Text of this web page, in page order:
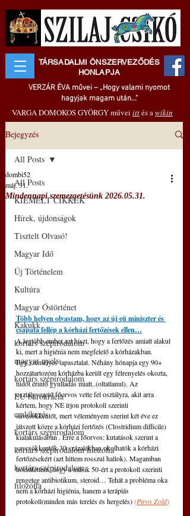
TÁRSADALMI ÖNSZERVEZŐDÉS
HONLAPJA
VERZÁR ÉVA művei – „Hogy valami nyomot
hagyjak magam után..."
VARGA DOMOKOS GYÖRGY művei ittés awikin
Bejegyzés
All Posts
KIEMELT CIKKEK
Hírek, újdonságok
Tisztelt Olvasó!
Magyar Idő
Új Történelem
Kultúra
Magyar Őstörténet
Kakukk
kortárs szépirodalom
magyar nyelv
kortárs szépirodalom
EU bürokrácia
emlékezés
kortárs szépirodalom
kortárs szépirodalom filozófia
kortárs szépirodalom
filozófia
All Posts
Mindennapi szemezgetésünk 2026.05.31.
dombi52
máj. 31.
Több helyen olvastam, hogy az új eü miniszter és
csapata fellép a kórházi fertőzések ellen…
A legtöbb ember azt hiszi, hogy a fertőzés amiatt alakul
ki, mert a higiénia nem megfelelő a kórházakban.
Egy személyes tapasztalat. Néhány hónapja egy 90+
hozzátartozóm kórházba került egy félrenyelés okozta,
tüdőt érintő gyulladás miatt..(oltatlanul). Az
osztályvezető főorvos vette fel osztályra, akit arra
kértem, hogy NE írjon protokoll szerinti
savcsökkentőt, mert véleményem szerint két éve ez
játszott közre a kórházi fertőzés (Clostridium difficile)
kialakulásában . Erre a főorvos: kutatások szerint a
savcsökkentők 30 százalékban okolhatók a kórházi
fertőzésekért (azt hittem rosszul hallok). Magamban
hozzátettem, hogy a másik 50-ért a protokoll szerinti
rengeteg antibiotikum, steroid… Tehát a probléma oka
nem a kórházi higiénia, hanem a terápiás
protokoll(minden más terelés és hergelés) (Piros Zold)